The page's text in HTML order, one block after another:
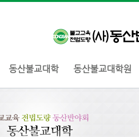
동산불교대학 동산불교대학원